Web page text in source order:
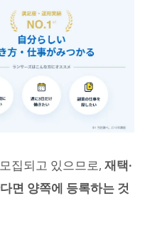
집되고 있으므로, 재택·
면 양쪽에 등록하는 것